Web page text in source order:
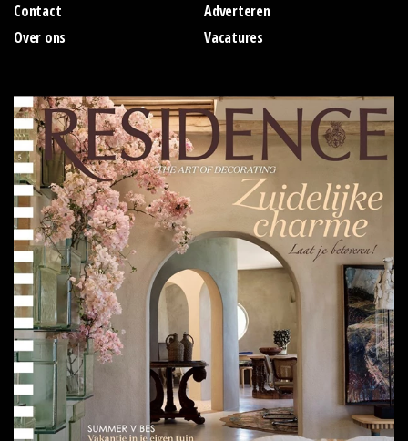
Contact
Adverteren
Over ons
Vacatures